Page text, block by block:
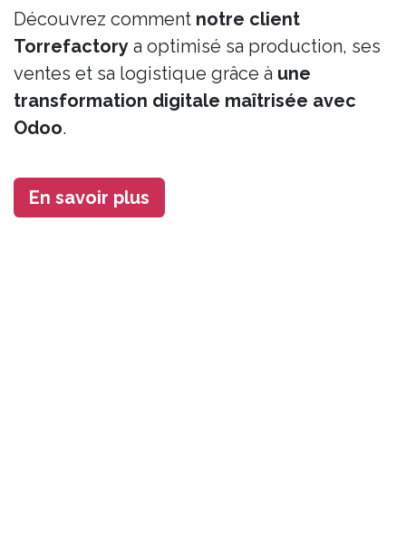
Découvrez comment notre client
Torrefactory a optimisé sa production, ses
ventes et sa logistique grâce à une
transformation digitale maîtrisée avec
Odoo.
En savoir plus